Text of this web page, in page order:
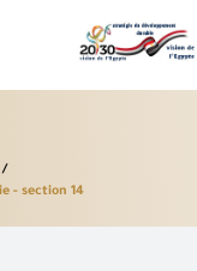
- section 14